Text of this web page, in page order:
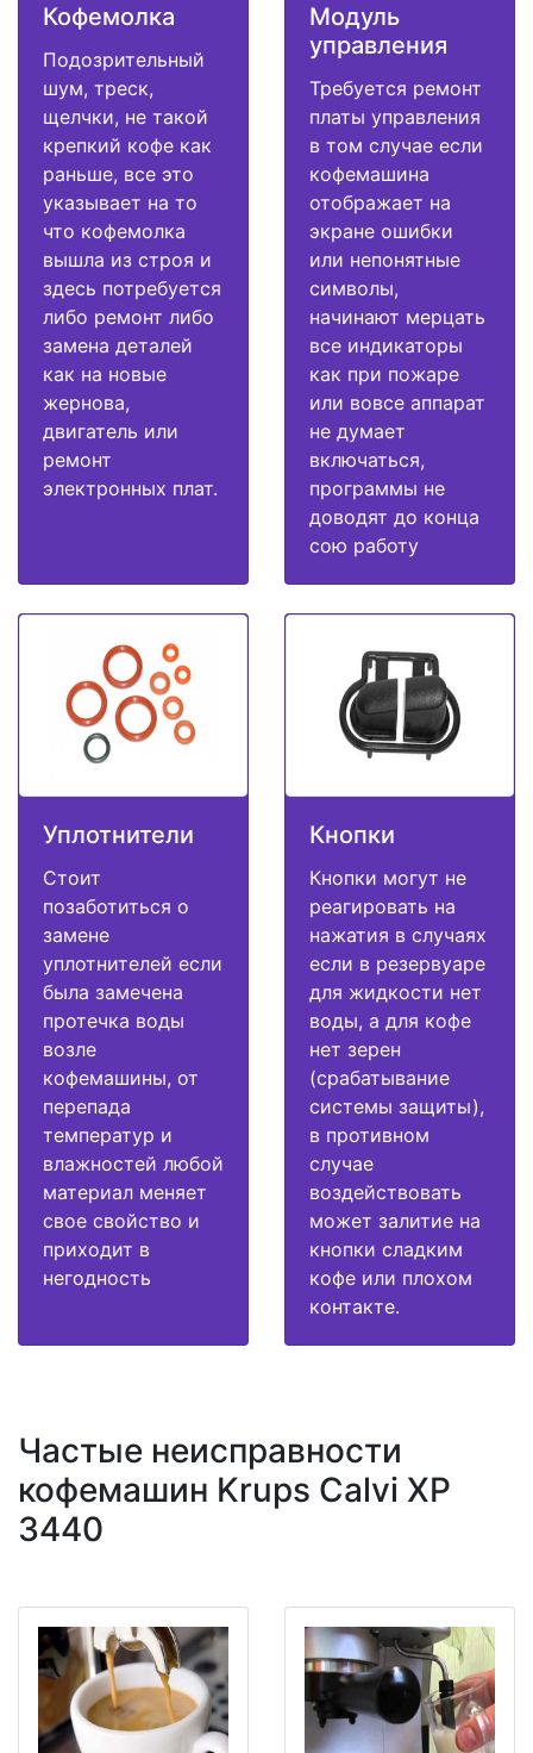
Кофемолка
Подозрительный
шум, треск,
щелчки, не такой
крепкий кофе как
раньше, все это
указывает на то
что кофемолка
вышла из строя и
здесь потребуется
либо ремонт либо
замена деталей
как на новые
жернова,
двигатель или
ремонт
электронных плат.
Модуль
управления
Требуется ремонт
платы управления
в том случае если
кофемашина
отображает на
экране ошибки
или непонятные
символы,
начинают мерцать
все индикаторы
как при пожаре
или вовсе аппарат
не думает
включаться,
программы не
доводят до конца
сою работу
Уплотнители
Стоит
позаботиться о
замене
уплотнителей если
была замечена
протечка воды
возле
кофемашины, от
перепада
температур и
влажностей любой
материал меняет
свое свойство и
приходит в
негодность
Кнопки
Кнопки могут не
реагировать на
нажатия в случаях
если в резервуаре
для жидкости нет
воды, а для кофе
нет зерен
(срабатывание
системы защиты),
в противном
случае
воздействовать
может залитие на
кнопки сладким
кофе или плохом
контакте.
Частые неисправности
кофемашин Krups Calvi XP
3440